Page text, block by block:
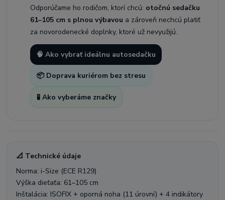
Odporúčame ho rodičom, ktorí chcú: otočnú sedačku
61–105 cm s plnou výbavou a zároveň nechcú platiť
za novorodenecké doplnky, ktoré už nevyužijú.
🧠 Ako vybrať ideálnu autosedačku
📦 Doprava kuriérom bez stresu
🧪 Ako vyberáme značky
📐 Technické údaje
Norma: i-Size (ECE R129)
Výška dieťaťa: 61–105 cm
Inštalácia: ISOFIX + oporná noha (11 úrovní) + 4 indikátory